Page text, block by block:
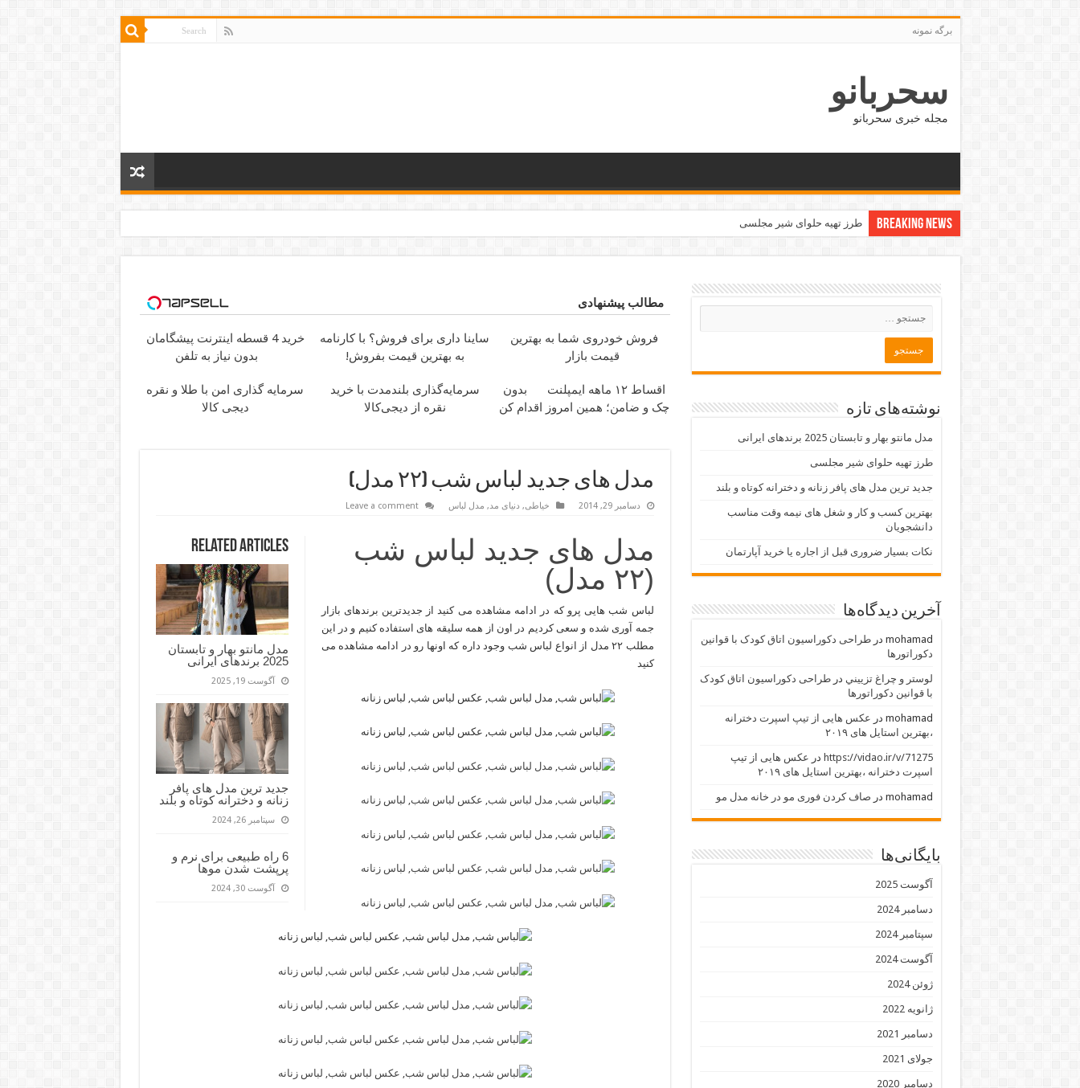
برگه نمونه
سحربانو
مجله خبری سحربانو
Breaking News جدید ترین مدل های پافر زنانه و دخترانه کوتاه و بلند
مطالب پیشنهادی
فروش خودروی شما به بهترین
قیمت بازار
ساینا داری برای فروش؟ با کارنامه
به بهترین قیمت بفروش!
خرید 4 قسطه اینترنت پیشگامان
بدون نیاز به تلفن
اقساط ۱۲ ماهه ایمپلنت
بدون
چک و ضامن؛ همین امروز اقدام کن
سرمایه‌گذاری بلندمدت با خرید
نقره از دیجی‌کالا
سرمایه گذاری امن با طلا و نقره
دیجی کالا
مدل های جدید لباس شب (۲۲ مدل)
دسامبر 29, 2014 خیاطی, دنیای مد, مدل لباس Leave a comment
Related Articles
مدل مانتو بهار و تابستان
2025 برندهای ایرانی
آگوست 19, 2025
جدید ترین مدل های پافر
زنانه و دخترانه کوتاه و بلند
سپتامبر 26, 2024
6 راه طبیعی برای نرم و
پرپشت شدن موها
آگوست 30, 2024
مدل های جدید لباس شب
(۲۲ مدل)
لباس شب هایی پرو که در ادامه مشاهده می کنید از جدیدترین برندهای بازار
جمه آوری شده و سعی کردیم در اون از همه سلیقه های استفاده کنیم و در این
مطلب ۲۲ مدل از انواع لباس شب وجود داره که اونها رو در ادامه مشاهده می
کنید
نوشته‌های تازه
مدل مانتو بهار و تابستان 2025 برندهای ایرانی
طرز تهیه حلوای شیر مجلسی
جدید ترین مدل های پافر زنانه و دخترانه کوتاه و بلند
بهترین کسب و کار و شغل های نیمه وقت مناسب
دانشجویان
نکات بسیار ضروری قبل از اجاره یا خرید آپارتمان
آخرین دیدگاه‌ها
mohamad درطراحی دکوراسیون اتاق کودک با قوانین
دکوراتورها
لوستر و چراغ تزييني درطراحی دکوراسیون اتاق کودک
با قوانین دکوراتورها
mohamad در عکس هایی از تیپ اسپرت دخترانه
،بهترین استایل های ۲۰۱۹
https://vidao.ir/v/71275 در عکس هایی از تیپ
اسپرت دخترانه ،بهترین استایل های ۲۰۱۹
mohamad در صاف کردن فوری مو در خانه مدل مو
بایگانی‌ها
آگوست 2025
دسامبر 2024
سپتامبر 2024
آگوست 2024
ژوئن 2024
ژانویه 2022
دسامبر 2021
جولای 2021
دسامبر 2020